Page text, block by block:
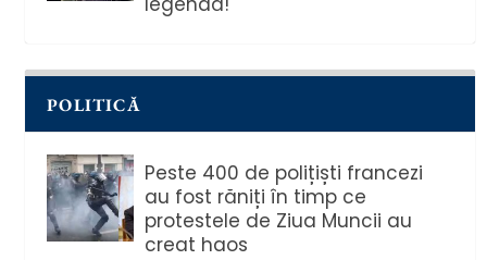
POLITICĂ
Peste 400 de polițiști francezi
au fost răniți în timp ce
protestele de Ziua Muncii au
creat haos